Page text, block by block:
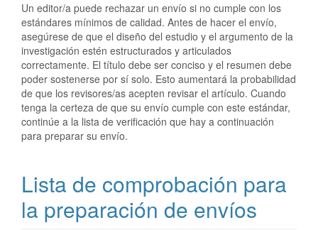
Un editor/a puede rechazar un envío si no cumple con los
estándares mínimos de calidad. Antes de hacer el envío,
asegúrese de que el diseño del estudio y el argumento de la
investigación estén estructurados y articulados
correctamente. El título debe ser conciso y el resumen debe
poder sostenerse por sí solo. Esto aumentará la probabilidad
de que los revisores/as acepten revisar el artículo. Cuando
tenga la certeza de que su envío cumple con este estándar,
continúe a la lista de verificación que hay a continuación
para preparar su envío.
Lista de comprobación para
la preparación de envíos